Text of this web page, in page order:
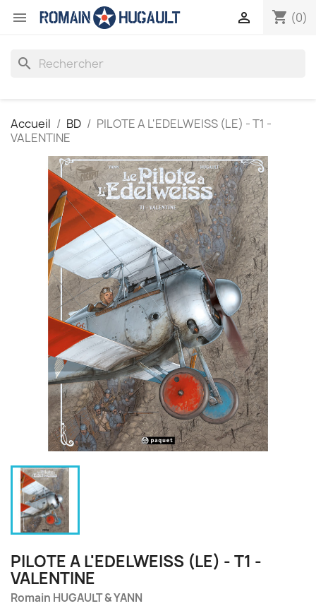
 shopping_cart (0)

search
Accueil BD
PILOTE A L'EDELWEISS (LE) - T1 -
VALENTINE
PILOTE A L'EDELWEISS (LE) - T1 -
VALENTINE
Romain HUGAULT & YANN